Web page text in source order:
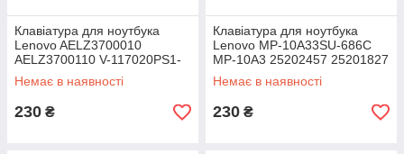
Клавіатура для ноутбука
Lenovo AELZ3700010
AELZ3700110 V-117020PS1-
RU V-117020NS1-RU MP-
10A33SU-686D
Немає в наявності
230 ₴
Клавіатура для ноутбука
Lenovo MP-10A33SU-686C
MP-10A3 25202457 25201827
25011789 T4B8-RU T4G8-RU
Немає в наявності
230 ₴